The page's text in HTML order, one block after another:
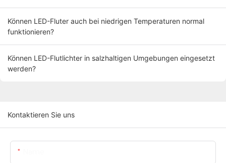
Können LED-Fluter auch bei niedrigen Temperaturen normal
funktionieren?
Können LED-Flutlichter in salzhaltigen Umgebungen eingesetzt
werden?
Kontaktieren Sie uns